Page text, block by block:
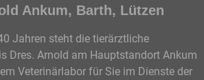
Ankum, Barth, Lützen
Jahren steht die tierärztliche
Dres. Arnold am Hauptstandort Ankum
Veterinärlabor für Sie im Dienste der